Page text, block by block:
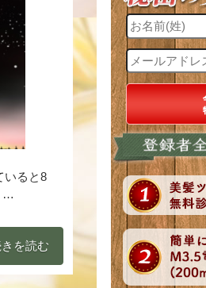
いると8
…
を読む